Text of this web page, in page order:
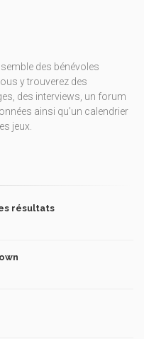
des bénévoles
y trouverez des
des interviews, un forum
ainsi qu’un calendrier
jeux.
résultats